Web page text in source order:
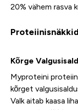
20% vähem rasva
Kõrge
Myproteini
kõrget
Valk aitab kaasa